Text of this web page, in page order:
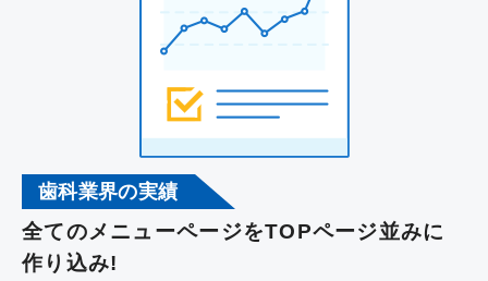
歯科業界の実績
全てのメニューページをTOPページ並みに
作り込み!